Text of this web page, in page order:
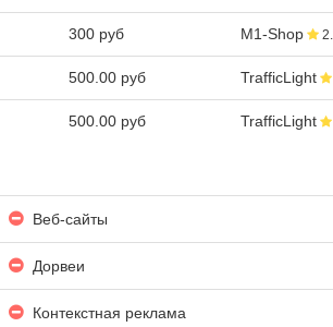
300 руб M1-Shop
500.00 руб TrafficLight
500.00 руб TrafficLight
Веб-сайты
Дорвеи
Контекстная реклама